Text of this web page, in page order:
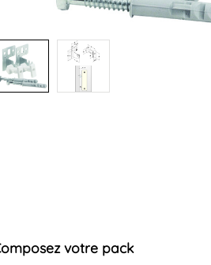
Composez votre pack